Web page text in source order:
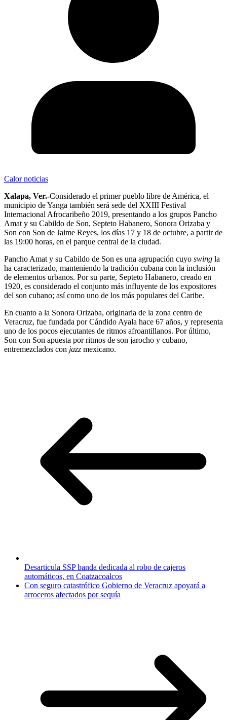
Calor noticias
Xalapa, Ver.-Considerado el primer pueblo libre de América, el
municipio de Yanga también será sede del XXIII Festival
Internacional Afrocaribeño 2019, presentando a los grupos Pancho
Amat y su Cabildo de Son, Septeto Habanero, Sonora Orizaba y
Son con Son de Jaime Reyes, los días 17 y 18 de octubre, a partir de
las 19:00 horas, en el parque central de la ciudad.
Pancho Amat y su Cabildo de Son es una agrupación cuyo swing la
ha caracterizado, manteniendo la tradición cubana con la inclusión
de elementos urbanos. Por su parte, Septeto Habanero, creado en
1920, es considerado el conjunto más influyente de los expositores
del son cubano; así como uno de los más populares del Caribe.
En cuanto a la Sonora Orizaba, originaria de la zona centro de
Veracruz, fue fundada por Cándido Ayala hace 67 años, y representa
uno de los pocos ejecutantes de ritmos afroantillanos. Por último,
Son con Son apuesta por ritmos de son jarocho y cubano,
entremezclados con jazz mexicano.
Desarticula SSP banda dedicada al robo de cajeros
automáticos, en Coatzacoalcos
Con seguro catastrófico Gobierno de Veracruz apoyará a
arroceros afectados por sequía